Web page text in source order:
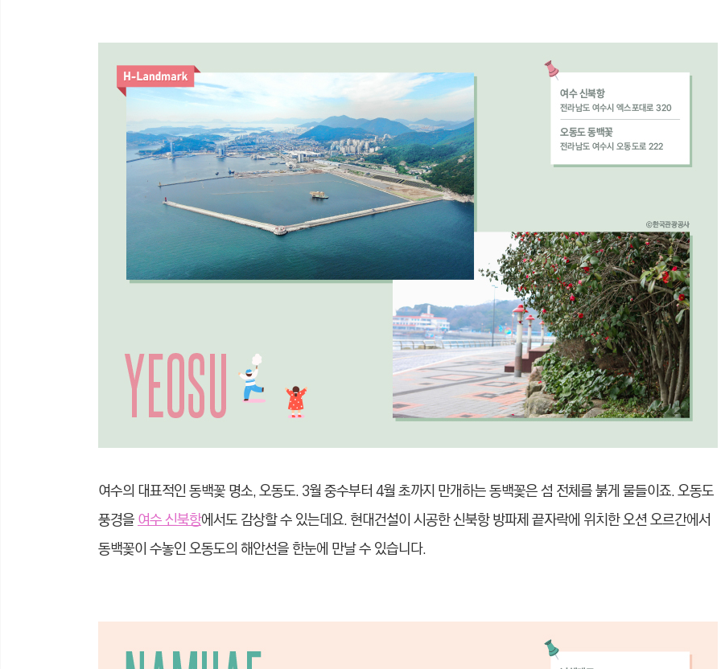
여수의 대표적인 동백꽃 명소, 오동도. 3월 중수부터 4월 초까지 만개하는 동백꽃은 섬 전체를 붉게 물들이죠. 오동도
풍경을여수 신북항에서도 감상할 수 있는데요. 현대건설이 시공한 신북항 방파제 끝자락에 위치한 오션 오르간에서
동백꽃이 수놓인 오동도의 해안선을 한눈에 만날 수 있습니다.